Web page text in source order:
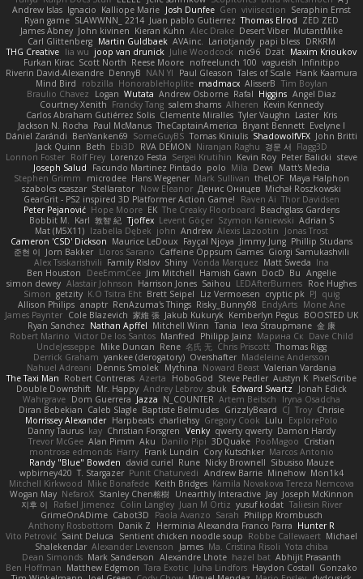
Andrew Islas Ignacio Kalliope Marie Josh Dunfee Gen viviisection Seraphin Ernst
Ryan game SLAWWNN_ 2214 Juan pablo Gutierrez Thomas Elrod ZED ZED
James Abney John kivinen Kieran Kuhn Alec Drake Desert Viber MutantMike
Carl Glittenberg Martin Guldbaek AVAinc. Lariotjandy papi bless DRKRM
THG Creative lia wu joop van drunick Julie Woodcock nic96 Dzät Maxim Krioukov
Furkan Kirac Scott North Reese Moore nofreelunch 100 vagueish Infinitipo
Riverin David-Alexandre DennyB NAN YI Paul Gleason Tales of Scale Hank Kaamura
Mind Bird
robzilla HonorableHoplite madmacx AlisserB Tim Boylan
Braulio Chavez
Logan Wutata Andrew Osborne Rafal Higgins Angel Diaz
Courtney Xenith Francky Tang salem shams Alheren Kevin Kennedy
Carlos Abraham Gutiérrez Solis Clemente Miralles Tyler Vaughn Laster Kris
Jackson N. Rocha Paul McManus TheCaptainAmerica Bryant Bennett Evelyne I
Dániel Zarándi BenYanken69 SomeGuyBS Tomas Kiniulis ShadowolfVFX John Britti
Jack Quinn Beth Ebi3D RVA DEMON Niranjan Raghu 경문 서 Flagg3D
Lonnon Foster Rolf Frey Lorenzo Festa Sergei Krutihin Kevin Roy Peter Balicki steve
Joseph Salud
Facundo Martinez Pintado polo Mila Dewi
Matt's Media
Stephen Grimm
microdee Hans Wegener Mark Sullivan theLOF Maya Halphon
szabolcs csaszar Stellarator Now Eleanor Денис Оницев Michał Roszkowski
GearGrit - PS2 inspired 3D Platformer Action Game!
Raven Ai Thor Davidsen
Peter Pejanović Hope Moore EK The Creaky Floorboard Beachglass Gardens
Bobbit M.
Karl 敦智 紀 Tjoffex Levent Göçer Szymon Kaniewski Adrian S
Mat (M5X11) Izabella Dębek john Andrew Alexis Lazootin
Jonas Trost
Cameron 'CSD' Dickson Maurice LeDoux Fayçal Njoya Jimmy Jung Phillip Studans
준현 이 Jorn Bakker Lloros Sarano Caffeine Oppsum Games Giorgi Samukashvili
Alex Tsiskarishvili Family Rislov Shiny Vonda Marquez Matt Sweda Ina
Ben Houston
DeeEmmCee Jim Mitchell Hamish Gawn DocD Bu Angelie
simon dewey Alastair Johnson Harrison Jones Saihou LEDAfterBurners Roe Hughes
Simon getzity K.O Tsitra Eht Brett Seipel Liz Vermoesen cryptic pk PJ quig
Allison Philips anaptr RenAzuma's Things Risky_Bunny98 EndyArts Mone Ane
James Paynter Cole Blazevich 家維 張 Jakub Kukuryk Kemberlyn Pegus BOOSTED UK
Ryan Sanchez Nathan Apffel Mitchell Winn Tania Ieva Straupmane 金 康
Robert Marino Victor De los Santos Manfred Philipp Jainz Марина Ск Dave Child
UncleJesseppe Mike Duncan Rene 名氏 无 Chris Priscott Thomas Rigg
Derrick Graham yankee (derogatory) Overshafter Madeleine Andersson
Nahuel Adreani Dennis Smolek Mythina Noward Beast Valerian Vardania
The Taxi Man Robert Contreras Azerta HoboGod Steve Pedler Austyn K PixelScribe
Double Downshift Mr. Happy Andrey Lebrov sbuk Edward Swartz
Jonah Edick
Wahrgrave Dom Guerrera Jazza N_COUNTER Artem Beitsch
Iryna Osadcha
Diran Bebekian Caleb Slagle Baptiste Belmudes GrizzlyBeard CJ Troy Chrisie
Morrissey Alexander Harpbeats charliehsy Gregory Cook Lulu
ExplorePolo
Danny Taurus kay Christian Forsgren Venky qwerty qwerty Damon Hardy
Trevor McGee Alan Pimm Aku Danilo Pipi 3DQuake PooMagoo Cristian
montrose edmonds Harry Frank Lundin Cory Kutschker Marcos Antonio
Randy "Blue" Bowden david curiel Rune Nicky Brownell Sibusiso Mauze
wpbirney420 T. Stargazer Punit Chaturvedi Andrew Barrie Minehow Mon1k4
Mitchell Kirkwood Mike Bonafede Keith Bridges Kamila Novakova Tereza Nemcova
Wogan May NefaroX Stanley Chen榕樹 Unearthly Interactive Jay Joseph McKinnon
지후 이
Rafael Jimenez Colin Langley Juan M Ortiz yusuf kodat Taliesin River
GrimeOnADime Cabot3D Paola Avanzo Sarah Philipp Krombusch
Anthony Rosbottom Danik Z Herminia Alexandra Franco Parra Hunter R
Vito Petrović Saint Deluca Sentient chicken noodle soup Robbe Callewaert Michael
Shalekendar Alexander Levenson James Ma. Cristina Risoli Yota chiba
Dean Simonds Mark Sanderson Alexandre Lhote hazel bat Abhijit Prasanth
Ben Hoffman Matthew Edgmon Tara Exotic Juha Lindfors Haydon Costall Gonzako